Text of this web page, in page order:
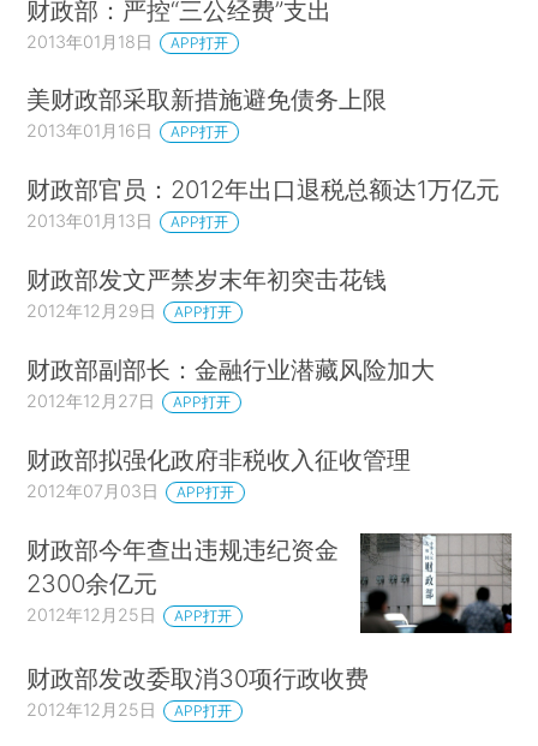
财政部：严控“三公经费”支出
2013年01月18日 APP打开
美财政部采取新措施避免债务上限
2013年01月16日 APP打开
财政部官员：2012年出口退税总额达1万亿元
2013年01月13日 APP打开
财政部发文严禁岁末年初突击花钱
2012年12月29日 APP打开
财政部副部长：金融行业潜藏风险加大
2012年12月27日 APP打开
财政部拟强化政府非税收入征收管理
2012年07月03日 APP打开
财政部今年查出违规违纪资金
2300余亿元
2012年12月25日 APP打开
财政部发改委取消30项行政收费
2012年12月25日 APP打开